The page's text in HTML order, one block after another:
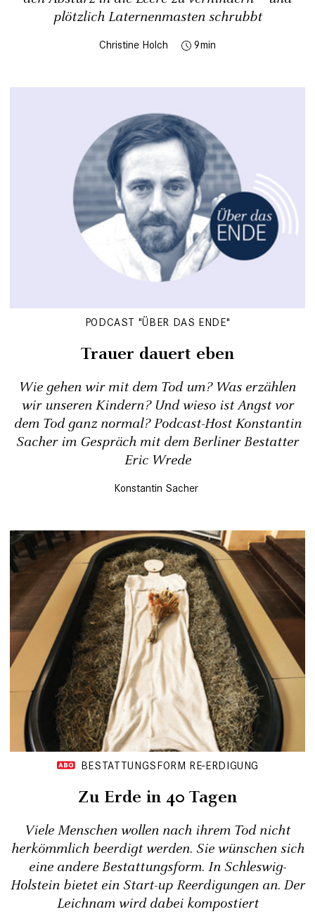
plötzlich Laternenmasten schrubbt
Christine Holch 9
PODCAST "ÜBER DAS ENDE"
Trauer dauert eben
Wie gehen wir mit dem Tod um? Was erzählen
wir unseren Kindern? Und wieso ist Angst vor
dem Tod ganz normal? Podcast-Host Konstantin
Sacher im Gespräch mit dem Berliner Bestatter
Eric Wrede
Konstantin Sacher
BESTATTUNGSFORM RE-ERDIGUNG
Zu Erde in 40 Tagen
Viele Menschen wollen nach ihrem Tod nicht
herkömmlich beerdigt werden. Sie wünschen sich
eine andere Bestattungsform. In Schleswig-
Holstein bietet ein Start-up Reerdigungen an. Der
Leichnam wird dabei kompostiert